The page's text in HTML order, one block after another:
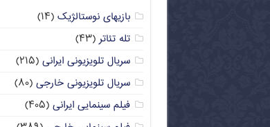
بازیهای نوستالژیک (۱۴)
تله تئاتر(۴۳)
سریال تلویزیونی ایرانی (۲۱۵)
سریال تلویزیونی خارجی (۸۰)
فیلم سینمایی ایرانی (۴۰۵)